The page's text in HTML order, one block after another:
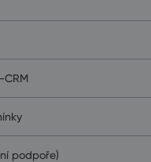
podpoře)